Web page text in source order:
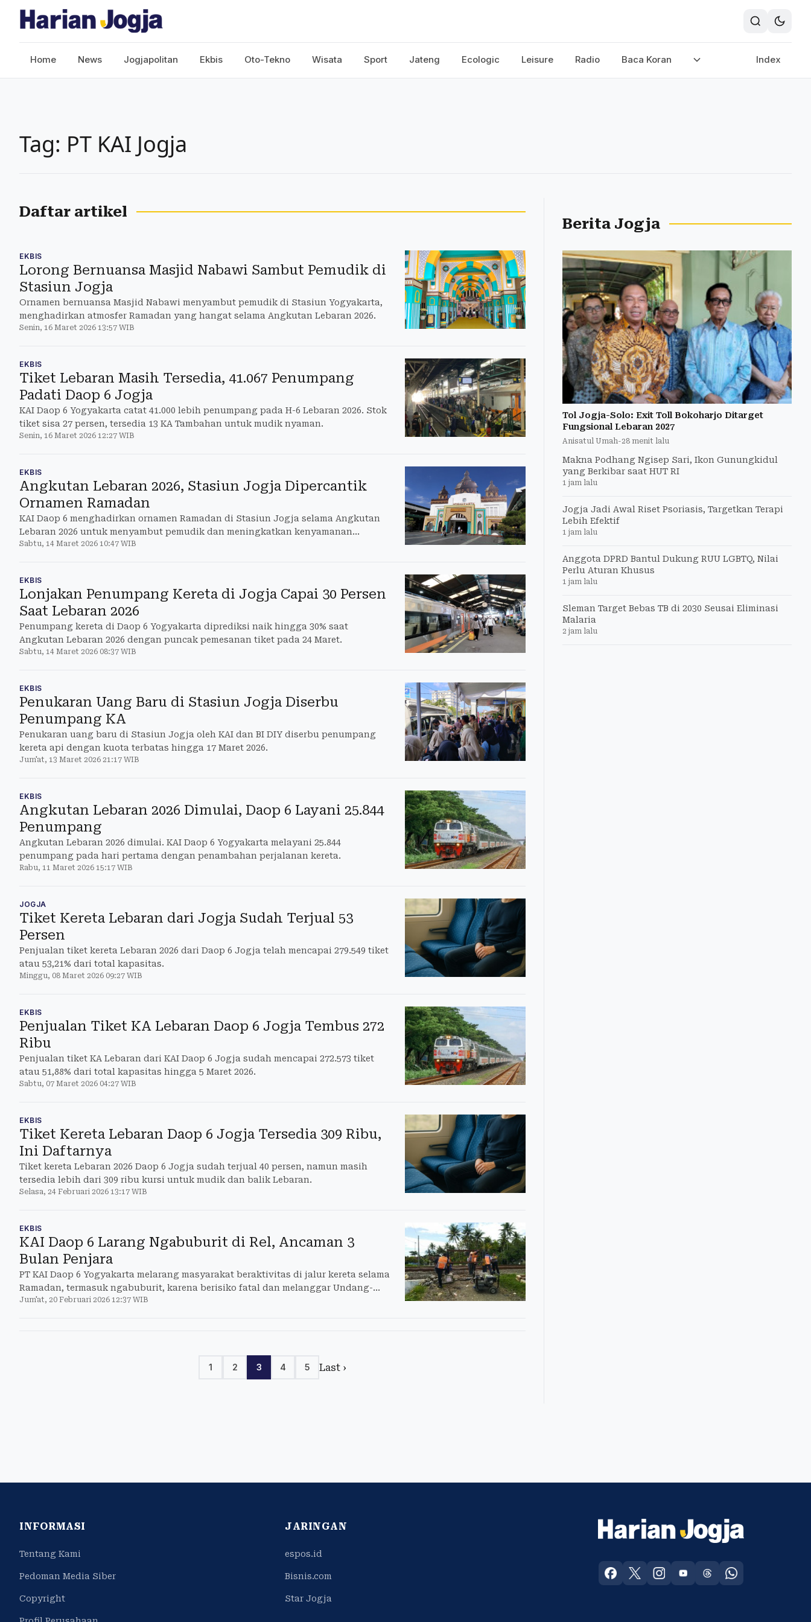
Home News Jogjapolitan Ekbis Oto-Tekno Wisata Sport Jateng Ecologic Leisure Radio Baca Koran Index
Tag: PT KAI Jogja
Daftar artikel
EKBIS
Lorong Bernuansa Masjid Nabawi Sambut Pemudik di
Stasiun Jogja
Ornamen bernuansa Masjid Nabawi menyambut pemudik di Stasiun Yogyakarta,
menghadirkan atmosfer Ramadan yang hangat selama Angkutan Lebaran 2026.
Senin, 16 Maret 2026 13:57 WIB
EKBIS
Tiket Lebaran Masih Tersedia, 41.067 Penumpang
Padati Daop 6 Jogja
KAI Daop 6 Yogyakarta catat 41.000 lebih penumpang pada H-6 Lebaran 2026. Stok
tiket sisa 27 persen, tersedia 13 KA Tambahan untuk mudik nyaman.
Senin, 16 Maret 2026 12:27 WIB
EKBIS
Angkutan Lebaran 2026, Stasiun Jogja Dipercantik
Ornamen Ramadan
KAI Daop 6 menghadirkan ornamen Ramadan di Stasiun Jogja selama Angkutan
Lebaran 2026 untuk menyambut pemudik dan meningkatkan kenyamanan
perjalanan.
Sabtu, 14 Maret 2026 10:47 WIB
EKBIS
Lonjakan Penumpang Kereta di Jogja Capai 30 Persen
Saat Lebaran 2026
Penumpang kereta di Daop 6 Yogyakarta diprediksi naik hingga 30% saat
Angkutan Lebaran 2026 dengan puncak pemesanan tiket pada 24 Maret.
Sabtu, 14 Maret 2026 08:37 WIB
EKBIS
Penukaran Uang Baru di Stasiun Jogja Diserbu
Penumpang KA
Penukaran uang baru di Stasiun Jogja oleh KAI dan BI DIY diserbu penumpang
kereta api dengan kuota terbatas hingga 17 Maret 2026.
Jum'at, 13 Maret 2026 21:17 WIB
EKBIS
Angkutan Lebaran 2026 Dimulai, Daop 6 Layani 25.844
Penumpang
Angkutan Lebaran 2026 dimulai. KAI Daop 6 Yogyakarta melayani 25.844
penumpang pada hari pertama dengan penambahan perjalanan kereta.
Rabu, 11 Maret 2026 15:17 WIB
JOGJA
Tiket Kereta Lebaran dari Jogja Sudah Terjual 53
Persen
Penjualan tiket kereta Lebaran 2026 dari Daop 6 Jogja telah mencapai 279.549 tiket
atau 53,21% dari total kapasitas.
Minggu, 08 Maret 2026 09:27 WIB
EKBIS
Penjualan Tiket KA Lebaran Daop 6 Jogja Tembus 272
Ribu
Penjualan tiket KA Lebaran dari KAI Daop 6 Jogja sudah mencapai 272.573 tiket
atau 51,88% dari total kapasitas hingga 5 Maret 2026.
Sabtu, 07 Maret 2026 04:27 WIB
EKBIS
Tiket Kereta Lebaran Daop 6 Jogja Tersedia 309 Ribu,
Ini Daftarnya
Tiket kereta Lebaran 2026 Daop 6 Jogja sudah terjual 40 persen, namun masih
tersedia lebih dari 309 ribu kursi untuk mudik dan balik Lebaran.
Selasa, 24 Februari 2026 13:17 WIB
EKBIS
KAI Daop 6 Larang Ngabuburit di Rel, Ancaman 3
Bulan Penjara
PT KAI Daop 6 Yogyakarta melarang masyarakat beraktivitas di jalur kereta selama
Ramadan, termasuk ngabuburit, karena berisiko fatal dan melanggar Undang-
Undang
Jum'at, 20 Februari 2026 12:37 WIB
1 2 3 4 5 Last ›
Berita Jogja
Tol Jogja-Solo: Exit Toll Bokoharjo Ditarget
Fungsional Lebaran 2027
Anisatul Umah-28 menit lalu
Makna Podhang Ngisep Sari, Ikon Gunungkidul
yang Berkibar saat HUT RI
1 jam lalu
Jogja Jadi Awal Riset Psoriasis, Targetkan Terapi
Lebih Efektif
1 jam lalu
Anggota DPRD Bantul Dukung RUU LGBTQ, Nilai
Perlu Aturan Khusus
1 jam lalu
Sleman Target Bebas TB di 2030 Seusai Eliminasi
Malaria
2 jam lalu
INFORMASI
Tentang Kami
Pedoman Media Siber
Copyright
JARINGAN
espos.id
Bisnis.com
Star Jogja